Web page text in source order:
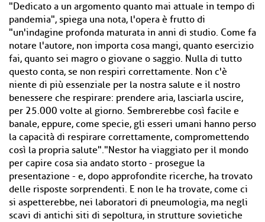
"Dedicato a un argomento quanto mai attuale in tempo di
pandemia", spiega una nota, l'opera è frutto di
"un'indagine profonda maturata in anni di studio. Come fa
notare l'autore, non importa cosa mangi, quanto esercizio
fai, quanto sei magro o giovane o saggio. Nulla di tutto
questo conta, se non respiri correttamente. Non c'è
niente di più essenziale per la nostra salute e il nostro
benessere che respirare: prendere aria, lasciarla uscire,
per 25.000 volte al giorno. Sembrerebbe così facile e
banale, eppure, come specie, gli esseri umani hanno perso
la capacità di respirare correttamente, compromettendo
così la propria salute"."Nestor ha viaggiato per il mondo
per capire cosa sia andato storto - prosegue la
presentazione - e, dopo approfondite ricerche, ha trovato
delle risposte sorprendenti. E non le ha trovate, come ci
si aspetterebbe, nei laboratori di pneumologia, ma negli
scavi di antichi siti di sepoltura, in strutture sovietiche